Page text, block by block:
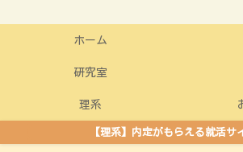
ホーム
研究室
理系
【理系】内定がもらえる就活サ